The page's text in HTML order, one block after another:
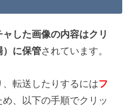
ャした画像の内容はクリ
）に保管されています。
転送したりするにはフ
め、以下の手順でクリッ